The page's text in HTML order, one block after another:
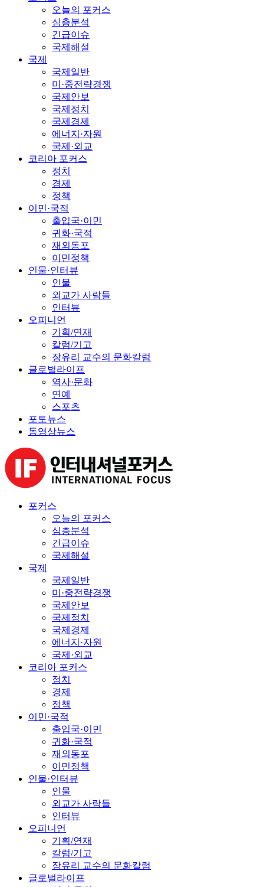
오늘의 포커스
심층분석
긴급이슈
국제해설
국제
국제일반
미·중전략경쟁
국제안보
국제정치
국제경제
에너지·자원
국제·외교
코리아 포커스
정치
경제
정책
이민·국적
출입국·이민
귀화·국적
재외동포
이민정책
인물·인터뷰
인물
외교가 사람들
인터뷰
오피니언
기획/연재
칼럼/기고
장유리 교수의 문화칼럼
글로벌라이프
역사·문화
연예
스포츠
포토뉴스
동영상뉴스
포커스
오늘의 포커스
심층분석
긴급이슈
국제해설
국제
국제일반
미·중전략경쟁
국제안보
국제정치
국제경제
에너지·자원
국제·외교
코리아 포커스
정치
경제
정책
이민·국적
출입국·이민
귀화·국적
재외동포
이민정책
인물·인터뷰
인물
외교가 사람들
인터뷰
오피니언
기획/연재
칼럼/기고
장유리 교수의 문화칼럼
글로벌라이프